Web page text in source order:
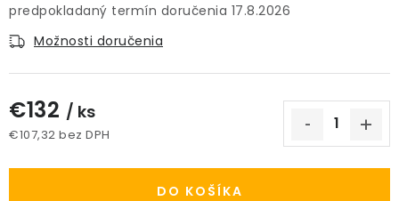
Podmienky ochrany osobných údajov
O nás
Spôsoby platby
Informácie o doprave
17.8.2026
Možnosti doručenia
€132 / ks
€107,32 bez DPH
DO KOŠÍKA